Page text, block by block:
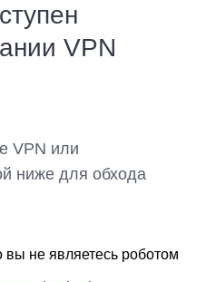
VPN
VPN или
ниже для обхода
вы не являетесь роботом